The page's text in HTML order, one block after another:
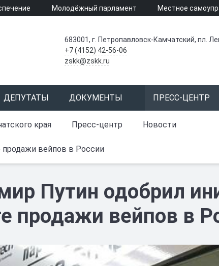
Молодёжный парламент Местное
683001, г. Петропавловск-Камчатский, пл.
+7 (4152) 42-56-06
zskk@zskk.ru
ДЕПУТАТЫ ДОКУМЕНТЫ ПРЕСС-ЦЕНТР
края Пресс-центр
Новости
продажи вейпов в России
Путин одобрил
продажи вейпов в